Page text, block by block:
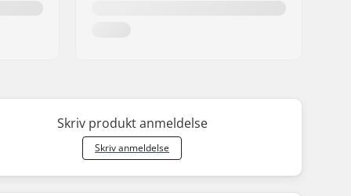
Skriv produkt anmeldelse
Skriv anmeldelse